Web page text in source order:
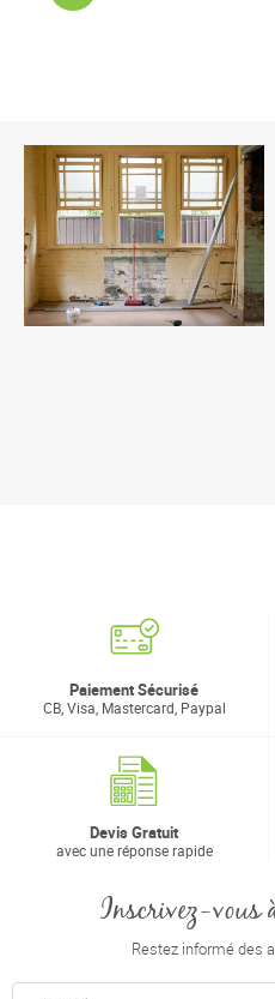
Paiement Sécurisé
CB, Visa, Mastercard, Paypal
Devis Gratuit
avec une réponse rapide
Inscrivez-vous
Restez informé des